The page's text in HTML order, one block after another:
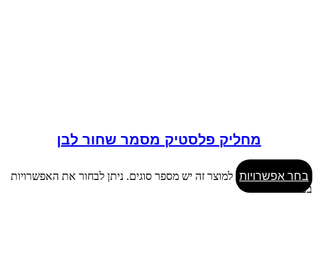
מחליק פלסטיק מסמר שחור לבן
בחר אפשרויות למוצר זה יש מספר סוגים. ניתן לבחור את האפשרויות
בעמוד המוצר